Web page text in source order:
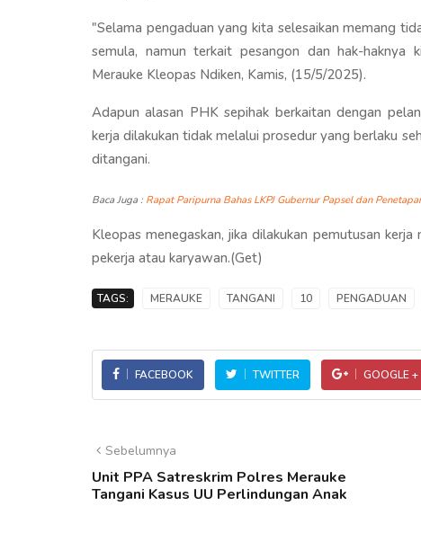
"Selama pengaduan yang kita selesaikan memang
semula, namun terkait pesangon dan hak-haknya
Merauke Kleopas Ndiken, Kamis, (15/5/2025).
Adapun alasan PHK sepihak berkaitan dengan
kerja dilakukan tidak melalui prosedur yang berlaku
ditangani.
Baca Juga : Rapat Paripurna Bahas LKPJ Gubernur Papsel dan
Kleopas menegaskan, jika dilakukan pemutusan
pekerja atau karyawan.(Get)
TAGS: MERAUKE TANGANI 10 PENGADUAN
FACEBOOK TWITTER GOOGLE +
Sebelumnya
Unit PPA Satreskrim Polres Merauke
Tangani Kasus UU Perlindungan Anak